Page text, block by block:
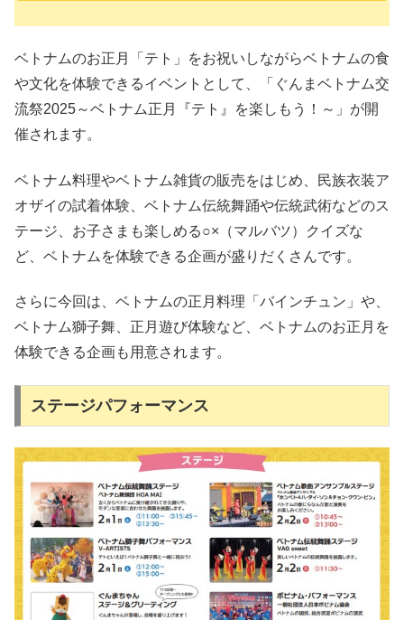
​ベトナムのお正月「テト」をお祝いしながらベトナムの食
や文化を体験できるイベントとして、「ぐんまベトナム交
流祭2025～ベトナム正月『テト』を楽しもう！～」が開
催されます。
ベトナム料理やベトナム雑貨の販売をはじめ、民族衣装ア
オザイの試着体験、ベトナム伝統舞踊や伝統武術などのス
テージ、お子さまも楽しめる○×（マルバツ）クイズな
ど、ベトナムを体験できる企画が盛りだくさんです。
さらに今回は、ベトナムの正月料理「バインチュン」や、
ベトナム獅子舞、正月遊び体験など、ベトナムのお正月を
体験できる企画も用意されます。
ステージパフォーマンス